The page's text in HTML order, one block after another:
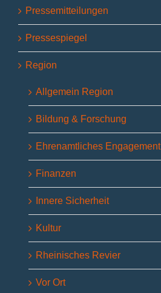
Pressemitteilungen
Pressespiegel
Region
Allgemein Region
Bildung & Forschung
Ehrenamtliches Engagement
Finanzen
Innere Sicherheit
Kultur
Rheinisches Revier
Vor Ort